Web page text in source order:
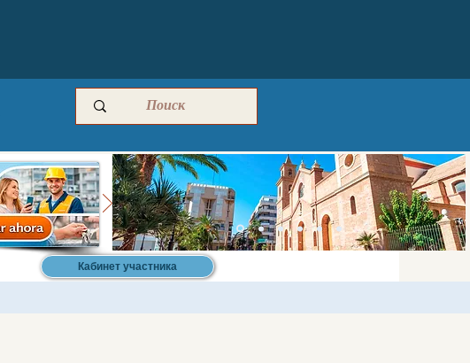
Кабинет участника